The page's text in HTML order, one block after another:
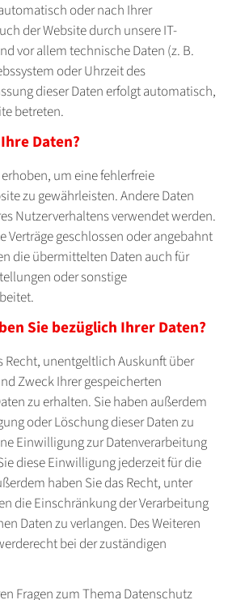
oder nach Ihrer
der Website durch unsere IT-
vor allem technische Daten (z. B.
oder Uhrzeit des
dieser Daten erfolgt automatisch,
betreten.
Daten?
um eine fehlerfreie
zu gewährleisten. Andere Daten
Nutzerverhaltens verwendet werden.
Verträge geschlossen oder angebahnt
die übermittelten Daten auch für
oder sonstige
Sie bezüglich Ihrer Daten?
Recht, unentgeltlich Auskunft über
Zweck Ihrer gespeicherten
zu erhalten. Sie haben außerdem
oder Löschung dieser Daten zu
Einwilligung zur Datenverarbeitung
diese Einwilligung jederzeit für die
haben Sie das Recht, unter
die Einschränkung der Verarbeitung
Daten zu verlangen. Des Weiteren
bei der zuständigen
Fragen zum Thema Datenschutz